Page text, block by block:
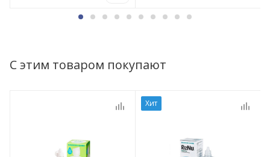
С этим товаром покупают
Хит